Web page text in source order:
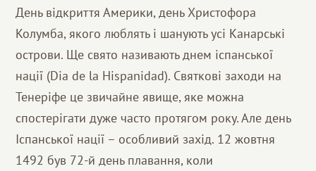
Благотворительность
День відкриття Америки, день Христофора
Колумба, якого люблять і шанують усі Канарські
острови. Ще свято називають днем ​​іспанської
нації (Dia de la Hispanidad). Святкові заходи на
Тенеріфе це звичайне явище, яке можна
спостерігати дуже часто протягом року. Але день
Іспанської нації – особливий захід. 12 жовтня
1492 був 72-й день плавання, коли